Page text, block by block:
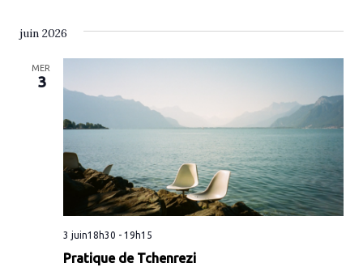
juin 2026
MER
3
Pratique de Tchenrezi
3 juin18h30 - 19h15